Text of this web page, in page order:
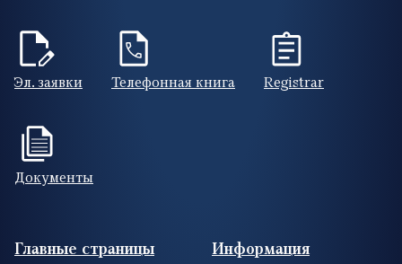
Эл. заявки Телефонная книга Registrar
Документы
Footer (RUS)
Главные страницы Информация